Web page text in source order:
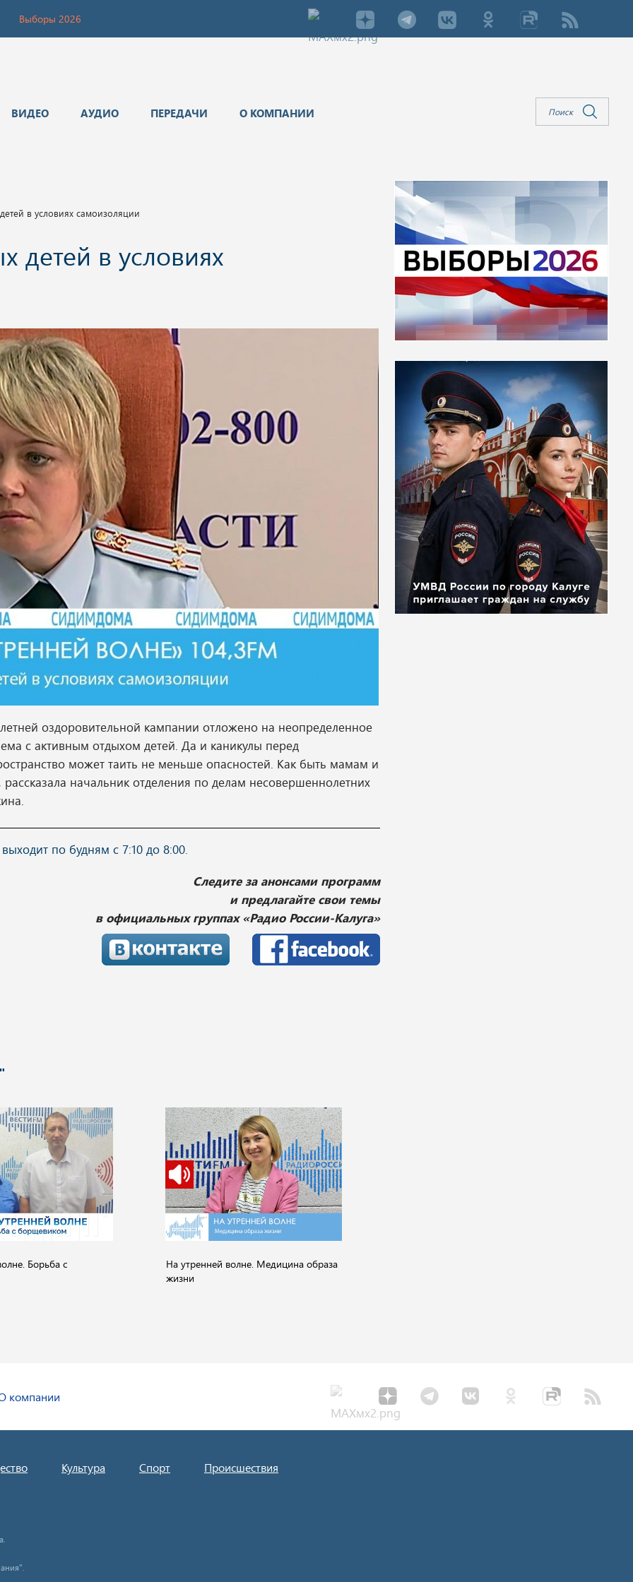
Выборы 2026
ВИДЕО АУДИО ПЕРЕДАЧИ О КОМПАНИИ
в условиях самоизоляции
детей в условиях
оздоровительной кампании отложено на неопределенное
с активным отдыхом детей. Да и каникулы перед
может таить не меньше опасностей. Как быть мамам и
начальник отделения по делам несовершеннолетних
по будням с 7:10 до 8:00.
Следите за анонсами программ
и предлагайте свои темы
в официальных группах «Радио России-Калуга»
Борьба с
На утренней волне. Медицина образа
жизни
компании
Культура Спорт Происшествия